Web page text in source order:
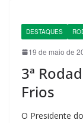
o
o
k
o
n
DESTAQUES
19 de maio de
3ª
Frios
O Presidente